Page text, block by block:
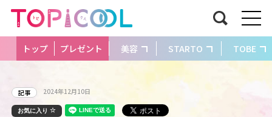
トップ プレゼント 美容 STARTO TOBE
記事 2024年12月10日
お気に入り